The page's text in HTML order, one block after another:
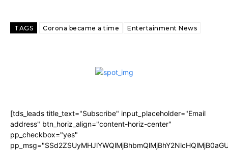
TAGS Corona became a time Entertainment News
[tds_leads title_text="Subscribe" input_placeholder="Email
address" btn_horiz_align="content-horiz-center"
pp_checkbox="yes"